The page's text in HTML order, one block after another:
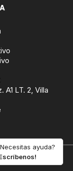
ayuda?
LT. 2, Villa